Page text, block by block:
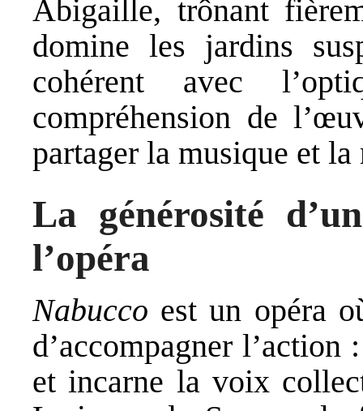
Abigaille, trônant
domine les jardins
cohérent avec
compréhension de
partager la musique et
La générosité
l’opéra
Nabucco est un opéra
d’accompagner
et incarne la voix